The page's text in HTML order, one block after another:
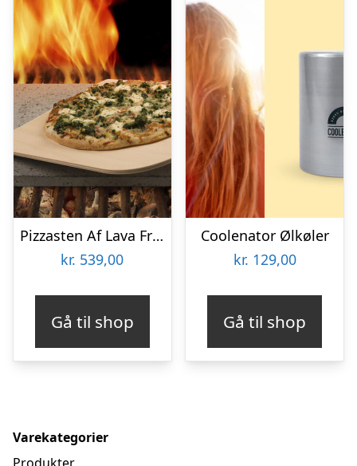
Pizzasten Af Lava Fra Etna
kr. 539,00
Gå til shop
Coolenator Ølkøler
kr. 129,00
Gå til shop
Varekategorier